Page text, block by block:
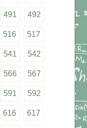
491 492
516 517
541 542
566 567
591 592
616 617